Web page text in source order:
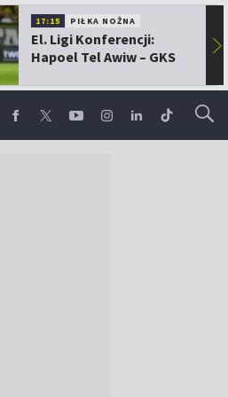
17:15 PIŁKA NOŻNA
El. Ligi Konferencji:
Hapoel Tel Awiw – GKS
▶